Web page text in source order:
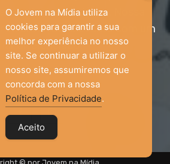
a todas as idades. Nossa
informação relevante com um
diferenciado.
Entre em contato:
O Jovem na Mídia utiliza
cookies para garantir a sua
melhor experiência no nosso
site. Se continuar a utilizar o
nosso site, assumiremos que
concorda com a nossa
Política de Privacidade.
Aceito